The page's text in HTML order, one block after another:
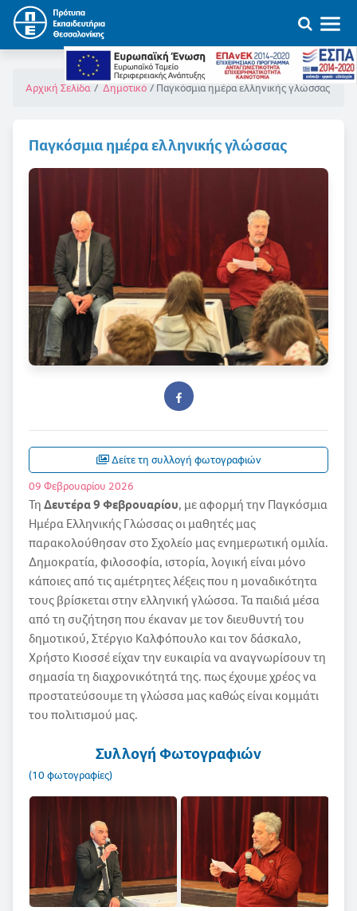
Αρχική Σελίδα Δημοτικό Παγκόσμια ημέρα ελληνικής γλώσσας
Παγκόσμια ημέρα ελληνικής γλώσσας
Δείτε τη συλλογή φωτογραφιών
09 Φεβρουαρίου 2026
ΤηΔευτέρα 9 Φεβρουαρίου, με αφορμή την Παγκόσμια
Ημέρα Ελληνικής Γλώσσας οι μαθητές μας
παρακολούθησαν στο Σχολείο μας ενημερωτική ομιλία.
Δημοκρατία, φιλοσοφία, ιστορία, λογική είναι μόνο
κάποιες από τις αμέτρητες λέξεις που η μοναδικότητα
τους βρίσκεται στην ελληνική γλώσσα. Τα παιδιά μέσα
από τη συζήτηση που έκαναν με τον διευθυντή του
δημοτικού, Στέργιο Καλφόπουλο και τον δάσκαλο,
Χρήστο Κιοσσέ είχαν την ευκαιρία να αναγνωρίσουν τη
σημασία τη διαχρονικότητά της. πως έχουμε χρέος να
προστατεύσουμε τη γλώσσα μας καθώς είναι κομμάτι
του πολιτισμού μας.
Συλλογή Φωτογραφιών
(10 φωτογραφίες)